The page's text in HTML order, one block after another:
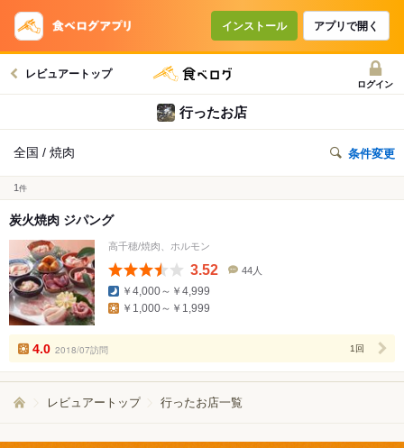
インストール アプリで開く
レビュアートップ
ログイン
行ったお店
全国 / 焼肉 条件変更
1 件
炭火焼肉 ジパング
高千穂/焼肉、ホルモン
3.52
数
44人
￥4,000～￥4,999
￥1,000～￥1,999
4.0 2018/07訪問 1回
レビュアートップ 行ったお店一覧